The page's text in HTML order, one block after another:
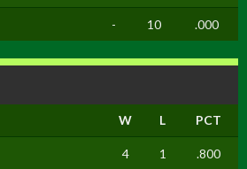
- 10 .000
W L PCT
4 1 .800